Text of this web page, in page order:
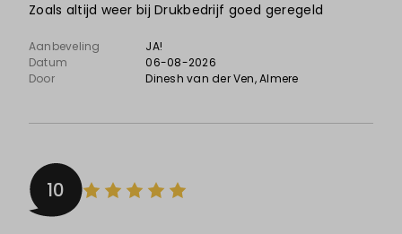
Zoals altijd weer bij Drukbedrijf goed geregeld
Aanbeveling
JA!
Datum
06-08-2026
Door
Dinesh van der Ven, Almere
10